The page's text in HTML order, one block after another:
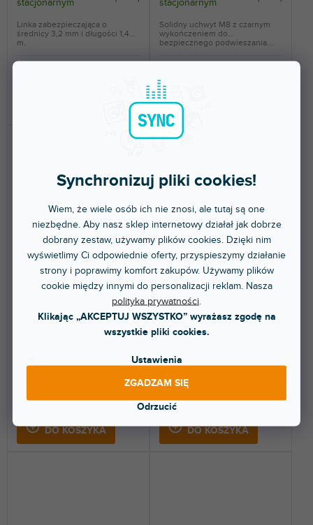
Synchronizuj pliki cookies!
Wiem, że wiele osób ich nie znosi, ale tutaj są one
niezbędne. Aby nasz sklep internetowy działał jak dobrze
dobrany zestaw, używamy plików cookies. Dzięki nim
wyświetlimy Ci odpowiednie oferty, przyspieszymy działanie
strony i poprawimy komfort zakupów. Używamy plików
cookie między innymi do personalizacji reklam. Nasza
polityka prywatności
Klikając „AKCEPTUJ WSZYSTKO” wyrażasz zgodę na
wszystkie pliki cookies.
Ustawienia
Odrzucić
ZGADZAM SIĘ
stacjonarnym
Linka zabezpieczająca o
średnicy 3,2 mm i długości 1,4
m.
stacjonarnym
Solidny uchwyt M8 z czarnym
wykończeniem do
bezpiecznego podwieszania...
🔥 WYPRZEDAŻ SEZONOWA
OSlim 2
Dostępny w sklepie
( 4 szt)
13,80 zł
DO KOSZYKA
zaprojektowany tak, aby pasował
między...
🔥 WYPRZEDAŻ SEZONOWA
Mini 360-F14
Dostępny w sklepie
stacjonarnym
(4 szt
13,80 zł
DO KOSZYKA
obciążenie 10 kg.